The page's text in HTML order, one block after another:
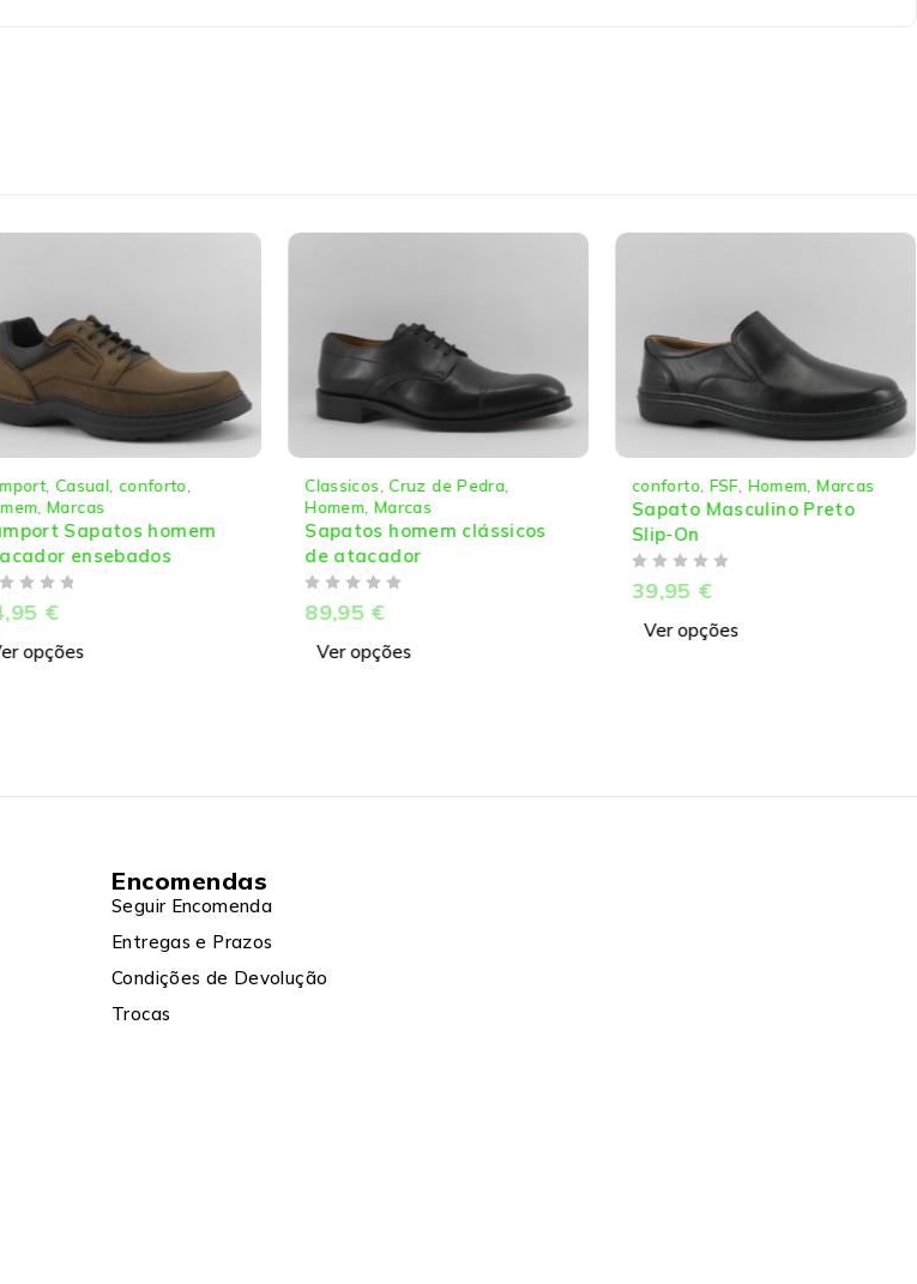
Classicos,Cruz de Pedra
Homem
Sapatos homem clássicos
de atacador
conforto,FSF Marcas
Sapato Masculino Preto
Slip-On
Botas/Botins,
Marcas
Encomendas
Seguir Encomenda
Entregas e Prazos
Condições de Devolução
Trocas